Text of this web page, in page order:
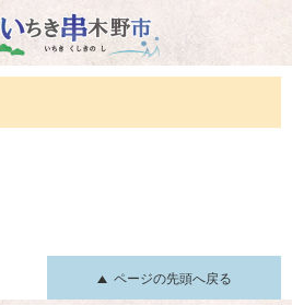
いちき串木野市
ページの先頭へ戻る